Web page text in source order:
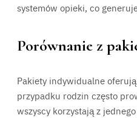
systemów opieki, co
Porównanie z
Pakiety indywidualne
przypadku rodzin często
wszyscy korzystają z